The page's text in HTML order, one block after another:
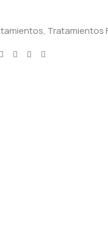
, Tratamientos